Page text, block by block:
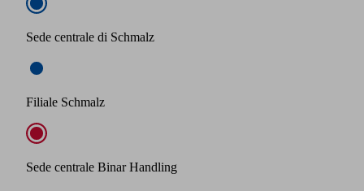
Sede centrale di Schmalz
Filiale Schmalz
Sede centrale Binar Handling